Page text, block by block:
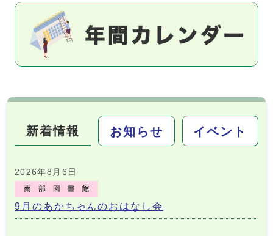
新着情報 お知らせ イベント
2026年8月6日
9月のあかちゃんのおはなし会